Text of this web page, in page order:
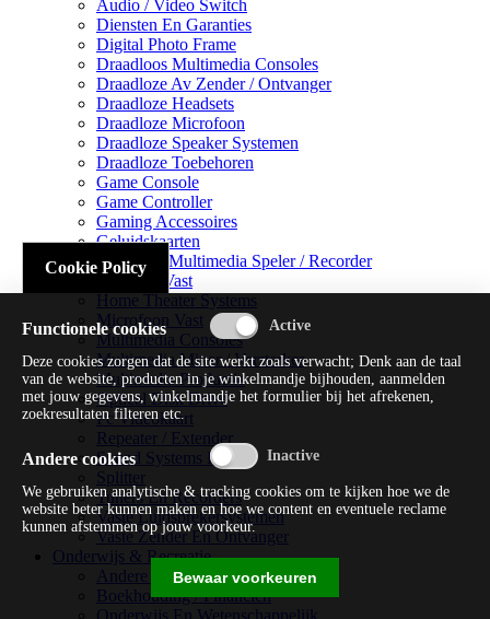
Audio / Video Switch
Diensten En Garanties
Digital Photo Frame
Draadloos Multimedia Consoles
Draadloze Av Zender / Ontvanger
Draadloze Headsets
Draadloze Microfoon
Draadloze Speaker Systemen
Draadloze Toebehoren
Game Console
Game Controller
Gaming Accessoires
Geluidskaarten
Handheld Multimedia Speler / Recorder
Headsets Vast
Home Theater Systems
Microfoon Vast
Multimedia Consoles
Multimedia Mixer / Versterker
Multimedia Productie
Optical Disk Drive
Pc Videokaart
Repeater / Extender
Sound Systems Hi-fi
Splitter
Tuners En Recorders
Vaste Luidsprekersystemen
Vaste Zender En Ontvanger
Onderwijs & Recreatie
Andere Beveiligingssoftware
Boekhouding / Financiën
Cookie Policy
Functionele cookies
Deze cookies zorgen dat de site werkt zoals verwacht; Denk aan de taal
van de website, producten in je winkelmandje bijhouden, aanmelden
met jouw gegevens, winkelmandje het formulier bij het afrekenen,
zoekresultaten filteren etc.
Andere cookies
We gebruiken analytische & tracking cookies om te kijken hoe we de
website beter kunnen maken en hoe we content en eventuele reclame
kunnen afstemmen op jouw voorkeur.
Bewaar voorkeuren